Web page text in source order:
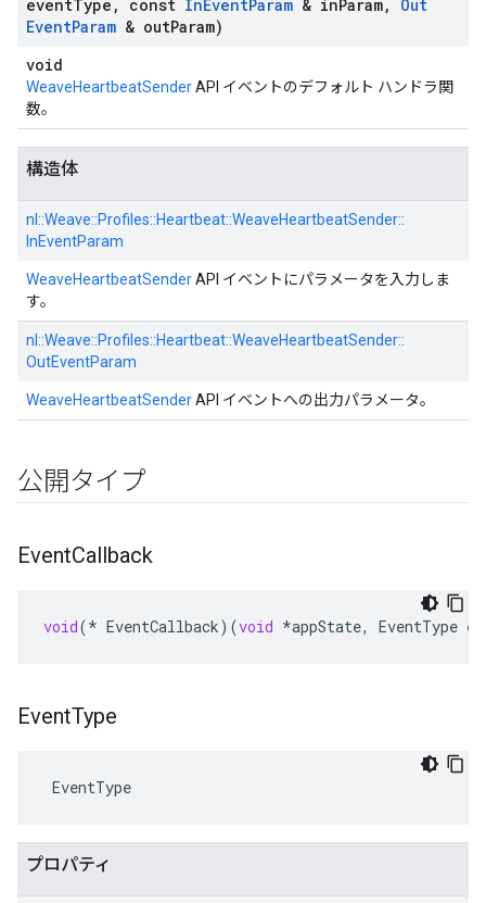
eventType , const InEventParam & inParam,
Out
EventParam & outParam)
void
WeaveHeartbeatSenderAPI イベントのデフォルト ハンドラ関
数。
構造体
nl::Weave::Profiles::Heartbeat::WeaveHeartbeatSender::
InEventParam
WeaveHeartbeatSenderAPI イベントにパラメータを入力しま
す。
nl::Weave::Profiles::Heartbeat::WeaveHeartbeatSender::
OutEventParam
WeaveHeartbeatSenderAPI イベントへの出力パラメータ。
公開タイプ
EventCallback
void(* EventCallback)(void *appState, EventType
EventType
EventType
プロパティ